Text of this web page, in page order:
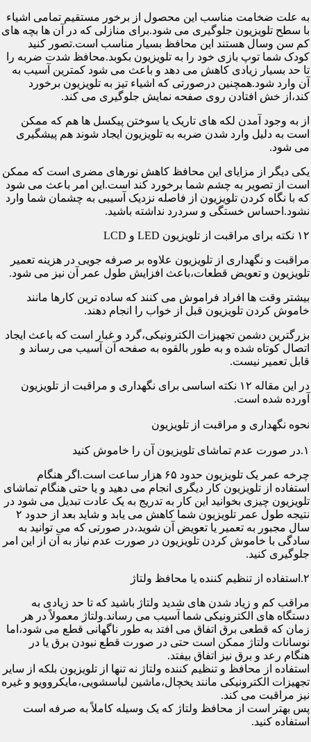
به علت ضخامت مناسب این محصول از برخور مستقیم تمامی اشیاء
با سطح تلویزیون جلوگیری می شود.برای منازلی که در آن ها بچه های
کم سن وسال هستند این محافظ بسیار مناسب است.تصور کنید
کودک شما توپ بازی خود را به تلویزیون بکوبد.محافظ شدت ضربه را
تا حد بسیار زیادی کاهش می دهد و باعث می شود کمترین آسیب به
آن وارد شود.همچنین درصورتی که اشیاء تیز به تلویزیون برخورد
کند،از خش افتادن روی صفحه نمایش جلوگیری می کند.
از به وجود آمدن لکه های تاریک یا سوختن پیکسل ها هم که ممکن
است به دلیل وارد شدن ضربه به تلویزیون ایجاد شوند هم پیشگیری
می شود.
یکی دیگر از مزایای این محافظ کاهش نورهای مضری است که ممکن
است از تصویر به چشم شما برخورد کند است.این امر باعث می شود
که با نگاه کردن تلویزیون از فاصله نزدیک آسیبی به چشمان شما وارد
نشود.احساس خستگی و سردرد نداشته باشید.
۱۲ نکته برای مراقبت از تلویزیون LED و LCD
مراقبت و نگهداری از تلویزیون علاوه بر صرفه جویی در هزینه تعمیر
تلویزیون و تعویض قطعات،باعث افزایش طول عمر آن نیز می شود.
بیشتر وقت ها افراد فراموش می کنند که ساده ترین کارها مانند
خاموش کردن تلویزیون قبل از خواب را انجام دهند.
بزرگترین دشمن تجهیزات الکترونیکی،گرد و غبار است که باعث ایجاد
اتصال کوتاه شده و به طور بالقوه به صفحه آن آسیب می رساند و
قابل تعمیر نیست.
در این مقاله ۱۲ نکته اساسی برای نگهداری و مراقبت از تلویزیون
آورده شده است.
نحوه نگهداری و مراقبت از تلویزیون
۱.در صورت عدم تماشای تلویزیون آن را خاموش کنید
چرخه عمر یک تلویزیون حدود ۶۵ هزار ساعت است.اگر هنگام
استفاده از تلویزیون کار دیگری انجام می دهید و یا حتی هنگام تماشای
تلویزیون چیزی بخوانید این کار به تدریج به یک عادت تبدیل می شود در
نتیجه طول عمر تلویزیون شما کاهش می یابد و شاید بعد از حدود ۲
سال مجبور به تعمیر یا تعویض آن شوید،در صورتی که می توانید به
سادگی با خاموش کردن تلویزیون در صورت عدم نیاز به آن از این امر
جلوگیری کنید.
۲.استفاده از تنظیم کننده یا محافظ ولتاژ
مراقب کم و زیاد شدن های شدید ولتاژ باشید که تا حد زیادی به
دستگاه های الکترونیکی شما آسیب می رساند.ولتاژ معمولاً در هر
زمان که قطعی برق اتفاق می افتد به طور ناگهانی قطع می شود،اما
نوسانات ولتاژ ممکن است حتی در صورت قطع نبودن برق یا در
هنگام رعد و برق نیز اتفاق بیفتد.
استفاده از محافظ و تنظیم کننده ولتاژ نه تنها از تلویزیون بلکه از سایر
تجهیزات الکترونیکی مانند یخچال،ماشین لباسشویی،مایکروویو و غیره
نیز مراقبت می کند.
پس بهتر است از محافظ ولتاژ که یک وسیله کاملاً به صرفه است
استفاده کنید.